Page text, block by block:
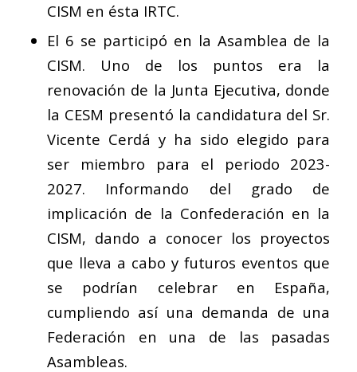
CISM en ésta IRTC.
El 6 se participó en la Asamblea de la
CISM. Uno de los puntos era la
renovación de la Junta Ejecutiva, donde
la CESM presentó la candidatura del Sr.
Vicente Cerdá y ha sido elegido para
ser miembro para el periodo 2023-
2027. Informando del grado de
implicación de la Confederación en la
CISM, dando a conocer los proyectos
que lleva a cabo y futuros eventos que
se podrían celebrar en España,
cumpliendo así una demanda de una
Federación en una de las pasadas
Asambleas.